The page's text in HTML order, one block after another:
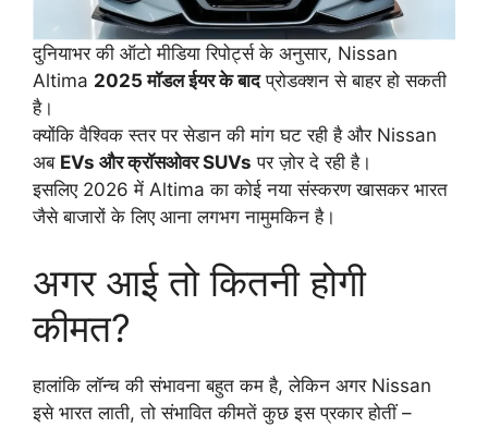
दुनियाभर की ऑटो मीडिया रिपोर्ट्स के अनुसार, Nissan
Altima 2025 मॉडल ईयर के बादप्रोडक्शन से बाहर हो सकती
है।
क्योंकि वैश्विक स्तर पर सेडान की मांग घट रही है और Nissan
अब EVs और क्रॉसओवर SUVs पर ज़ोर दे रही है।
इसलिए 2026 में Altima का कोई नया संस्करण खासकर भारत
जैसे बाजारों के लिए आना लगभग नामुमकिन है।
अगर आई तो कितनी होगी
कीमत?
हालांकि लॉन्च की संभावना बहुत कम है, लेकिन अगर Nissan
इसे भारत लाती, तो संभावित कीमतें कुछ इस प्रकार होतीं –